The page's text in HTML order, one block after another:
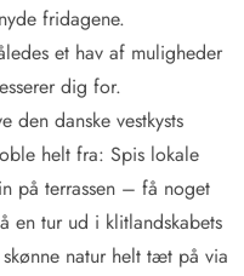
fridagene.
et hav af muligheder
dig for.
den danske vestkysts
helt fra: Spis lokale
på terrassen – få noget
en tur ud i klitlandskabets
natur helt tæt på via